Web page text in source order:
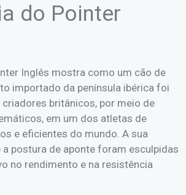
do Pointer
Inglês mostra como um cão de
importado da península ibérica foi
britânicos, por meio de
em um dos atletas de
e eficientes do mundo. A sua
postura de aponte foram esculpidas
no rendimento e na resistência